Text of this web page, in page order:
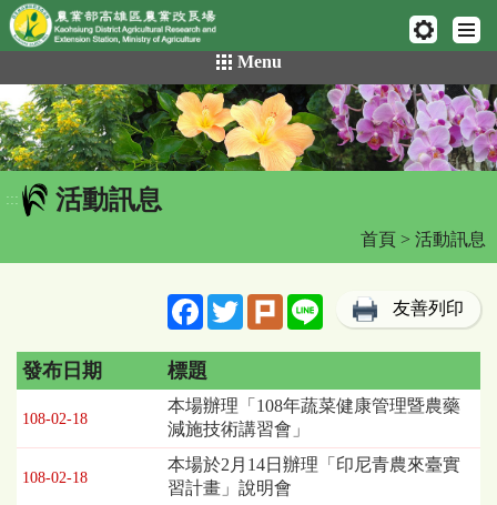
網頁置頂
到
主
要
內
容
區
Menu
::: 活動訊息
首頁 > 活動訊息
FacebookTwitterPlurk Line 友善列印
動
訊
息
發布日期 標題
108-02-18
本場辦理「108年蔬菜健康管理暨農藥
減施技術講習會」
108-02-18
本場於2月14日辦理「印尼青農來臺實
習計畫」說明會